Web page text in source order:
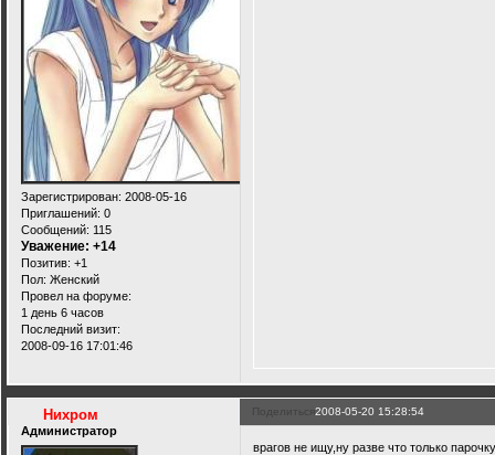
Зарегистрирован: 2008-05-16
Приглашений: 0
Сообщений: 115
Уважение: +14
Позитив: +1
Пол: Женский
Провел на форуме:
1 день 6 часов
Последний визит:
2008-09-16 17:01:46
Поделиться2008-05-20 15:28:54
Нихром
Администратор
врагов не ищу,ну разве что только